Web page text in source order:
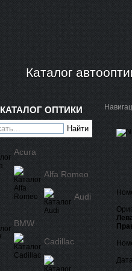
Каталог
КАТАЛОГ ОПТИКИ
Acura
Alfa Romeo
Audi
BMW
Cadillac